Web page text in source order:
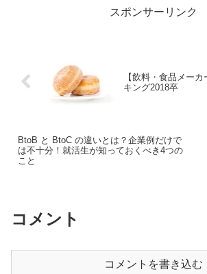
スポンサーリンク
【飲料・食品メー
キング2018卒
BtoB と BtoC の違いとは？企業例だけで
は不十分！就活生が知っておくべき4つの
こと
コメント
コメントを書き込む